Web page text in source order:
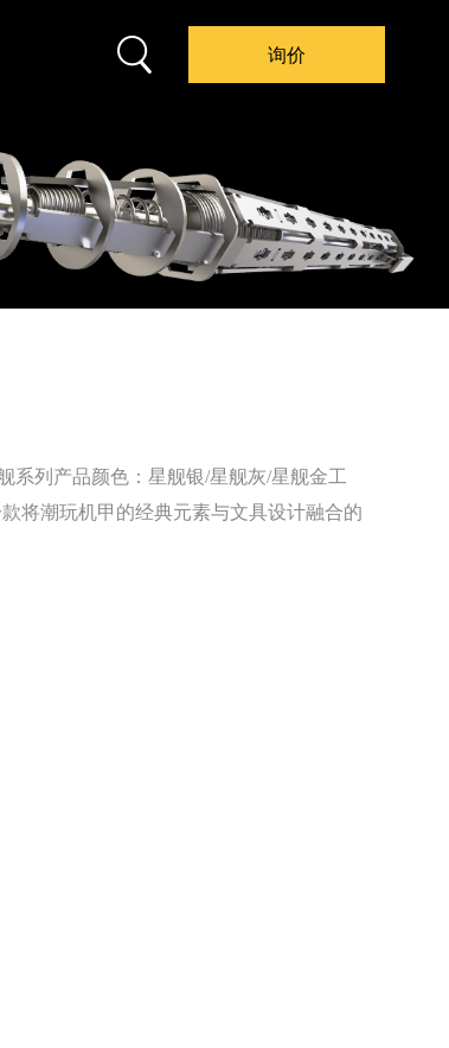
询价
系列产品颜色：星舰银/星舰灰/星舰金工
将潮玩机甲的经典元素与文具设计融合的